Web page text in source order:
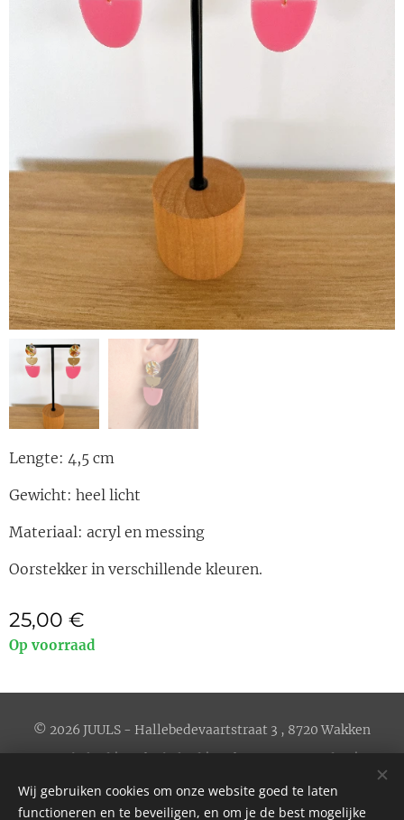
Lengte: 4,5 cm
Gewicht: heel licht
Materiaal: acryl en messing
Oorstekker in verschillende kleuren.
25,00 €
Op voorraad
© 2026 JUULS - Hallebedevaartstraat 3 , 8720 Wakken
Privacybeleid | Cookiebeleid | Verkoopsvoorwaarden
| BE
Website bywerewolves.be Cookies
Wij gebruiken cookies om onze website goed te laten
functioneren en te beveiligen, en om je de best mogelijke